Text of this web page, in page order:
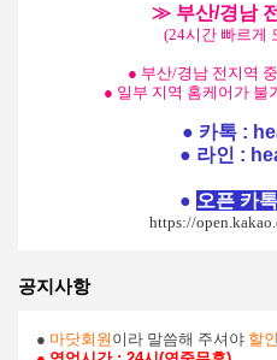
≫ 부산/경남
(24시간 빠르게
● 부산/경남 전지역
● 일부 지역 홈케어가 불
● 카톡 :
● 라인 :
● 오픈 카
https://
공지사항
● 마닷회원 이라 말씀해 주셔야 할